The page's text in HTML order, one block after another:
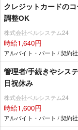
クレジットカードの
調整OK
株式会社ベルシステム24
時給1,640円
アルバイト・パート / 契約
管理者/手続きやシス
日祝休み
株式会社ベルシステム24
時給1,600円
アルバイト・パート / 契約